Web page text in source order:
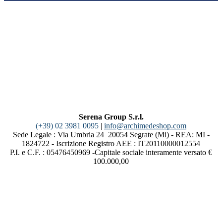
Serena Group S.r.l.
(+39) 02 3981 0095 | info@archimedeshop.com
Sede Legale : Via Umbria 24 20054 Segrate (Mi) - REA: MI -
1824722 - Iscrizione Registro AEE : IT20110000012554
P.I. e C.F. : 05476450969 -Capitale sociale interamente versato €
100.000,00